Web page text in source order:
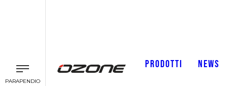
PARAPENDIO
PRODOTTI NEWS